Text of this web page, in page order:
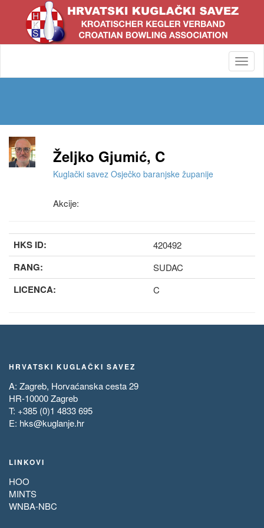
Željko Gjumić, C
Kuglački savez Osječko baranjske županije
Akcije:
HKS ID: 420492
RANG: SUDAC
LICENCA: C
HRVATSKI KUGLAČKI SAVEZ
A: Zagreb, Horvaćanska cesta 29
HR-10000 Zagreb
T: +385 (0)1 4833 695
E: hks@kuglanje.hr
LINKOVI
HOO
MINTS
WNBA-NBC